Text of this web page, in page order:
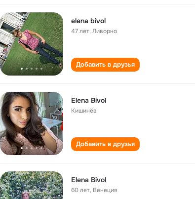
elena bivol
47 лет,Ливорно
Добавить в друзья
Elena Bivol
Кишинёв
Добавить в друзья
Elena Bivol
60 лет, Венеция